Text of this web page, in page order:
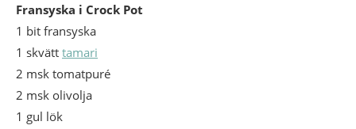
Fransyska i Crock Pot
1 bit fransyska
1 skvätt tamari
2 msk tomatpuré
2 msk olivolja
1 gul lök